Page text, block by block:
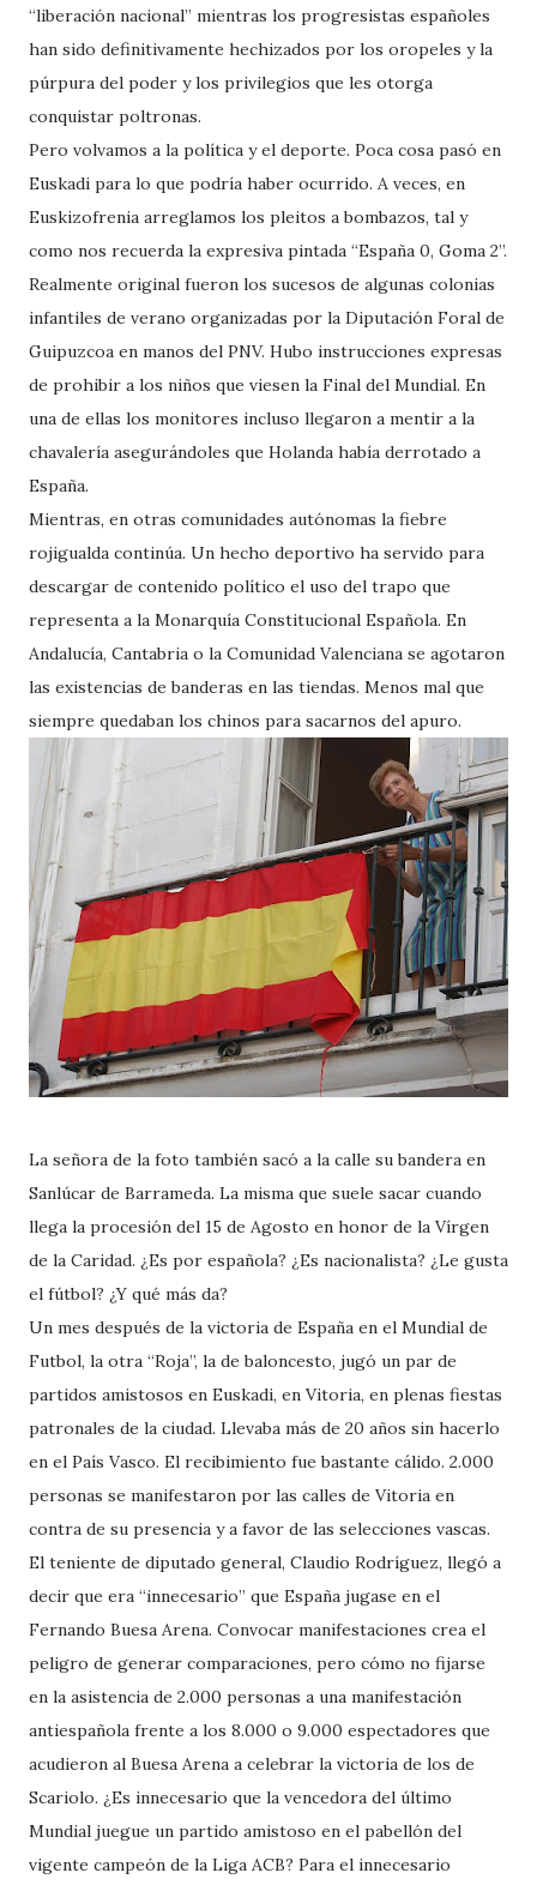
“liberación nacional” mientras los progresistas españoles
han sido definitivamente hechizados por los oropeles y la
púrpura del poder y los privilegios que les otorga
conquistar poltronas.
Pero volvamos a la política y el deporte. Poca cosa pasó en
Euskadi para lo que podría haber ocurrido. A veces, en
Euskizofrenia arreglamos los pleitos a bombazos, tal y
como nos recuerda la expresiva pintada “España 0, Goma 2”.
Realmente original fueron los sucesos de algunas colonias
infantiles de verano organizadas por la Diputación Foral de
Guipuzcoa en manos del PNV. Hubo instrucciones expresas
de prohibir a los niños que viesen la Final del Mundial. En
una de ellas los monitores incluso llegaron a mentir a la
chavalería asegurándoles que Holanda había derrotado a
España.
Mientras, en otras comunidades autónomas la fiebre
rojigualda continúa. Un hecho deportivo ha servido para
descargar de contenido político el uso del trapo que
representa a la Monarquía Constitucional Española. En
Andalucía, Cantabria o la Comunidad Valenciana se agotaron
las existencias de banderas en las tiendas. Menos mal que
siempre quedaban los chinos para sacarnos del apuro.
La señora de la foto también sacó a la calle su bandera en
Sanlúcar de Barrameda. La misma que suele sacar cuando
llega la procesión del 15 de Agosto en honor de la Vírgen
de la Caridad. ¿Es por española? ¿Es nacionalista? ¿Le gusta
el fútbol? ¿Y qué más da?
Un mes después de la victoria de España en el Mundial de
Futbol, la otra “Roja”, la de baloncesto, jugó un par de
partidos amistosos en Euskadi, en Vitoria, en plenas fiestas
patronales de la ciudad. Llevaba más de 20 años sin hacerlo
en el País Vasco. El recibimiento fue bastante cálido. 2.000
personas se manifestaron por las calles de Vitoria en
contra de su presencia y a favor de las selecciones vascas.
El teniente de diputado general, Claudio Rodríguez, llegó a
decir que era “innecesario” que España jugase en el
Fernando Buesa Arena. Convocar manifestaciones crea el
peligro de generar comparaciones, pero cómo no fijarse
en la asistencia de 2.000 personas a una manifestación
antiespañola frente a los 8.000 o 9.000 espectadores que
acudieron al Buesa Arena a celebrar la victoria de los de
Scariolo. ¿Es innecesario que la vencedora del último
Mundial juegue un partido amistoso en el pabellón del
vigente campeón de la Liga ACB? Para el innecesario